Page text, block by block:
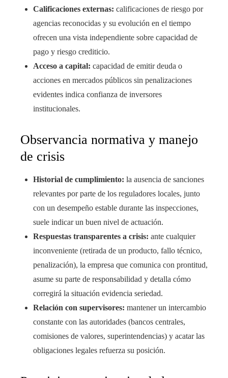
Calificaciones externas: calificaciones de riesgo por
agencias reconocidas y su evolución en el tiempo
ofrecen una vista independiente sobre capacidad de
pago y riesgo crediticio.
Acceso a capital: capacidad de emitir deuda o
acciones en mercados públicos sin penalizaciones
evidentes indica confianza de inversores
institucionales.
Observancia normativa y manejo
de crisis
Historial de cumplimiento: la ausencia de sanciones
relevantes por parte de los reguladores locales, junto
con un desempeño estable durante las inspecciones,
suele indicar un buen nivel de actuación.
Respuestas transparentes a crisis: ante cualquier
inconveniente (retirada de un producto, fallo técnico,
penalización), la empresa que comunica con prontitud,
asume su parte de responsabilidad y detalla cómo
corregirá la situación evidencia seriedad.
Relación con supervisores: mantener un intercambio
constante con las autoridades (bancos centrales,
comisiones de valores, superintendencias) y acatar las
obligaciones legales refuerza su posición.